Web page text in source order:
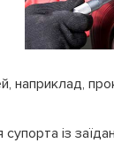
наприклад,
із